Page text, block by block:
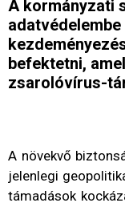
A kormányzati
befektetni,
zsarolóvírus-
A növekvő
jelenlegi
támadások